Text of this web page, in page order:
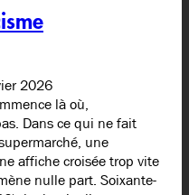
2026
là où,
Dans ce qui ne fait
une
affiche croisée trop vite
nulle part. Soixante-